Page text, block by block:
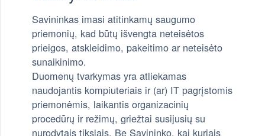
Savininkas imasi atitinkamų saugumo
priemonių, kad būtų išvengta neteisėtos
prieigos, atskleidimo, pakeitimo ar neteisėto
sunaikinimo.
Duomenų tvarkymas yra atliekamas
naudojantis kompiuteriais ir (ar) IT pagrįstomis
priemonėmis, laikantis organizacinių
procedūrų ir režimų, griežtai susijusių su
nurodytais tikslais. Be Savininko, kai kuriais